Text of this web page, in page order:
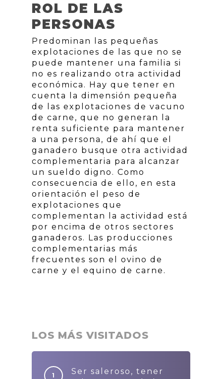
ROL DE LAS
PERSONAS
Predominan las pequeñas
explotaciones de las que no se
puede mantener una familia si
no es realizando otra actividad
económica. Hay que tener en
cuenta la dimensión pequeña
de las explotaciones de vacuno
de carne, que no generan la
renta suficiente para mantener
a una persona, de ahí que el
ganadero busque otra actividad
complementaria para alcanzar
un sueldo digno. Como
consecuencia de ello, en esta
orientación el peso de
explotaciones que
complementan la actividad está
por encima de otros sectores
ganaderos. Las producciones
complementarias más
frecuentes son el ovino de
carne y el equino de carne.
LOS MÁS VISITADOS
Ser saleroso, tener